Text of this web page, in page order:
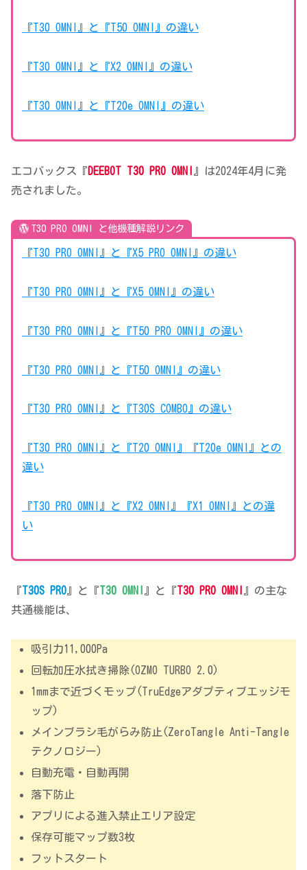
『T30 OMNI』と『T50 OMNI』の違い
『T30 OMNI』と『X2 OMNI』の違い
『T30 OMNI』と『T20e OMNI』の違い
エコバックス『 DEEBOT T30 PRO OMNI
』は2024年4月に発
売されました。
T30 PRO OMNI と他機種解説リンク
『T30 PRO OMNI』と『X5 PRO OMNI』の違い
『T30 PRO OMNI』と『X5 OMNI』の違い
『T30 PRO OMNI』と『T50 PRO OMNI』の違い
『T30 PRO OMNI』と『T50 OMNI』の違い
『T30 PRO OMNI』と『T30S COMBO』の違い
『T30 PRO OMNI』と『T20 OMNI』『T20e OMNI』との
違い
『T30 PRO OMNI』と『X2 OMNI』『X1 OMNI』との違
い
『T30S PRO 』と『T30 OMNI 』と『T30 PRO OMNI
』の主な
共通機能は、
吸引力11,000Pa
回転加圧水拭き掃除(OZMO TURBO 2.0)
1mmまで近づくモップ(TruEdgeアダプティブエッジモ
ップ)
メインブラシ毛がらみ防止(ZeroTangle Anti-Tangle
テクノロジー)
自動充電・自動再開
落下防止
アプリによる進入禁止エリア設定
保存可能マップ数3枚
フットスタート